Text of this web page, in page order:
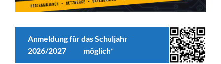
Anmeldung für das Schuljahr
2026/2027
möglich*